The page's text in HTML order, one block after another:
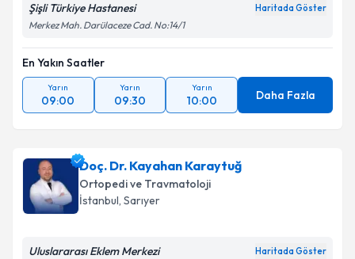
Şişli Türkiye Hastanesi Haritada Göster
Merkez Mah. Darülaceze Cad. No:14/1
En Yakın Saatler
Yarın
09:00
Yarın
09:30
Yarın
10:00 Daha Fazla
Doç. Dr. Kayahan Karaytuğ
Ortopedi ve Travmatoloji
İstanbul, Sarıyer
Uluslararası Eklem Merkezi Haritada Göster